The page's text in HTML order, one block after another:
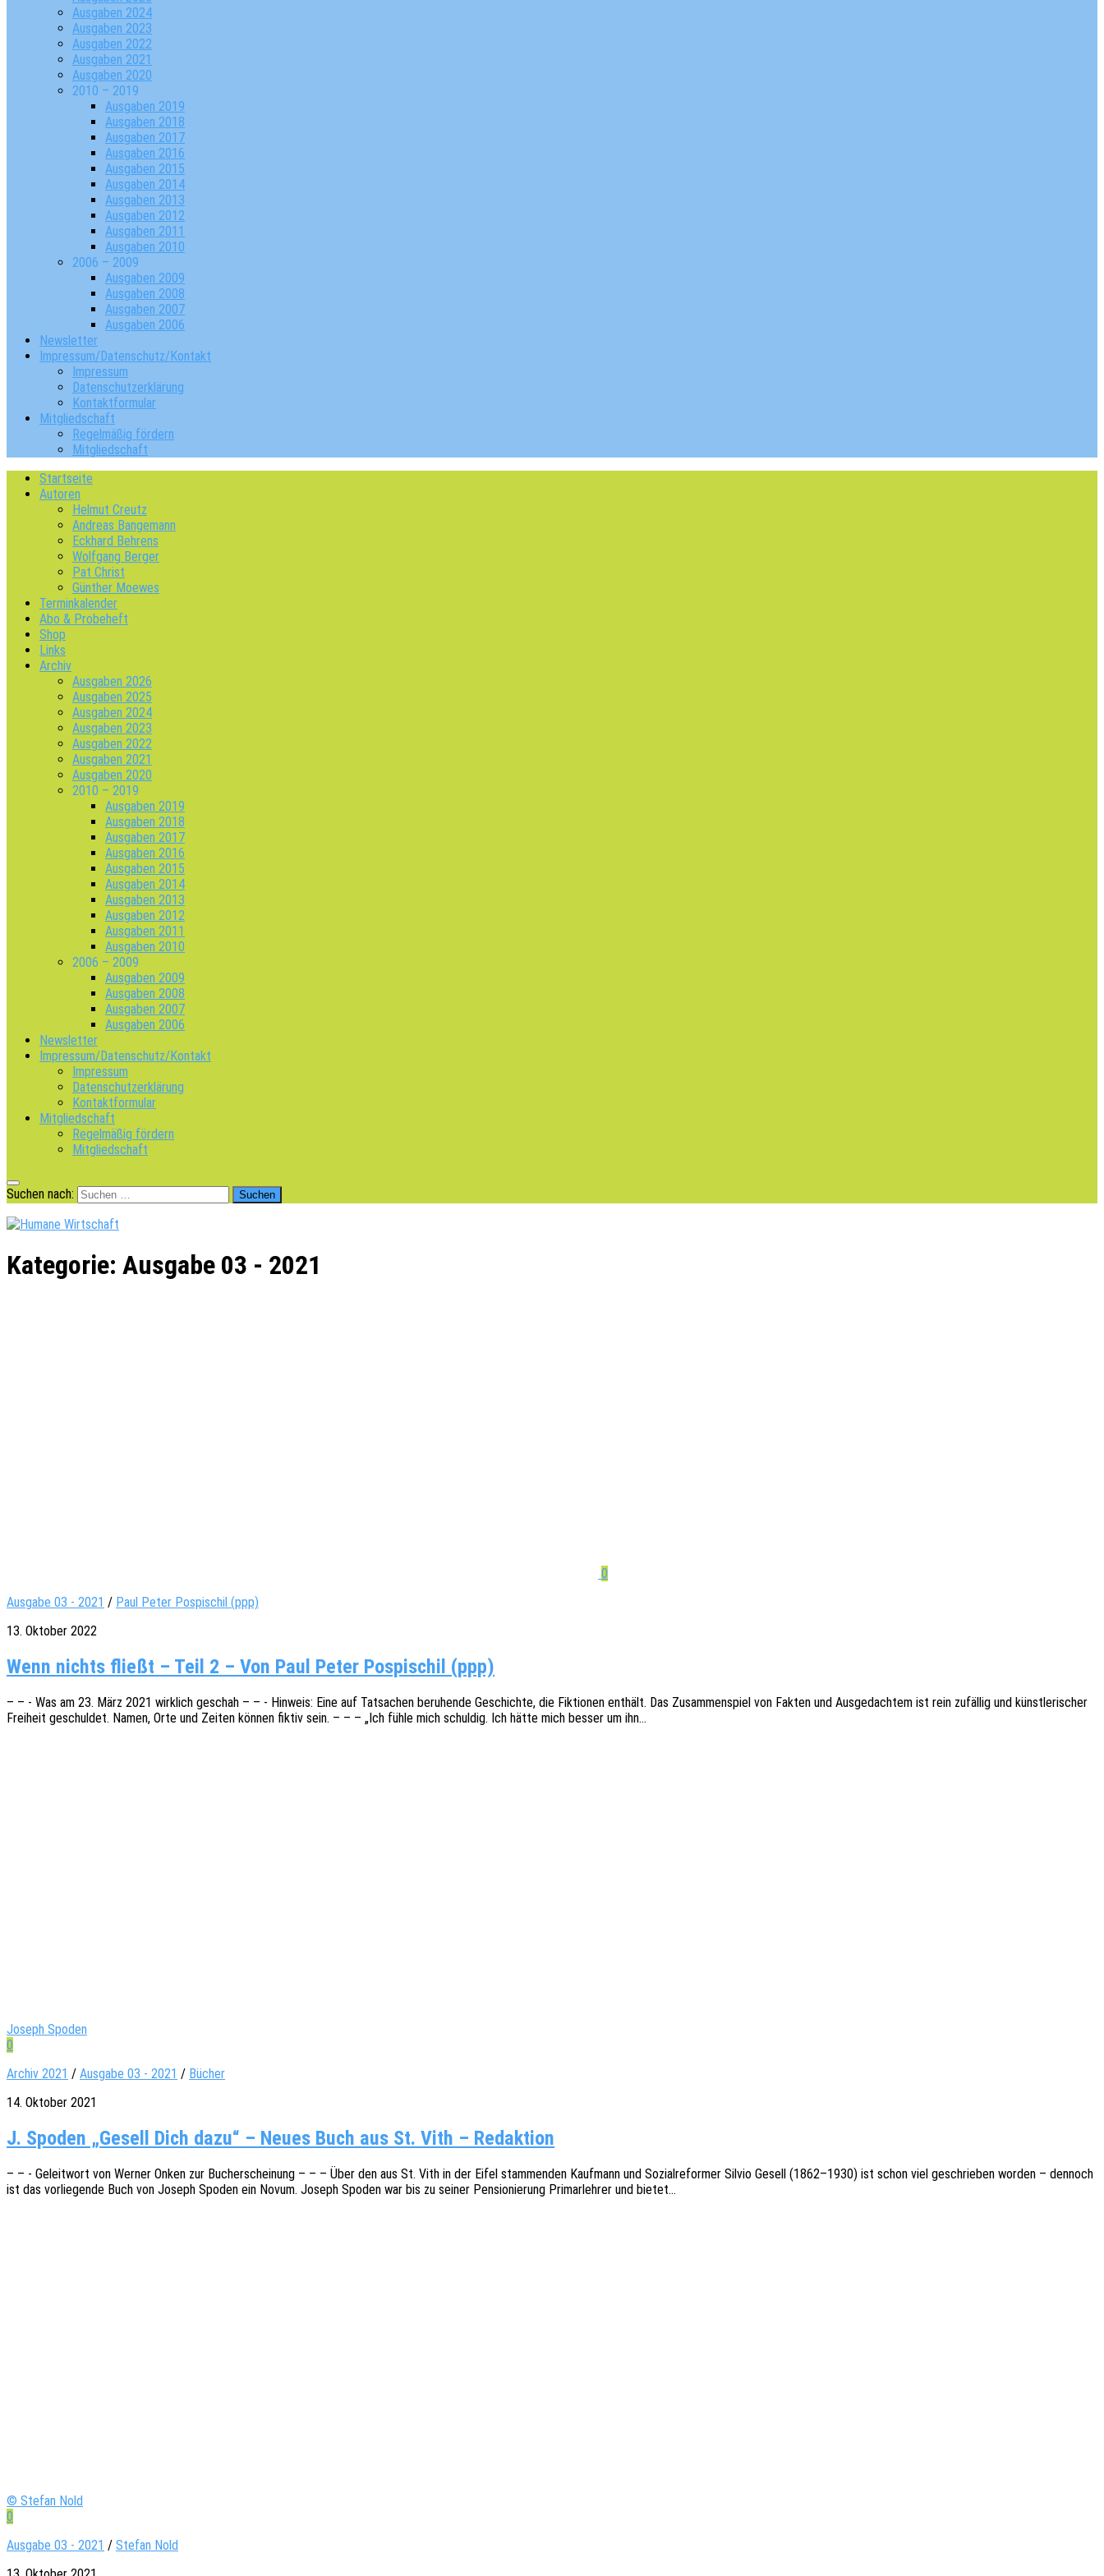
Ausgaben 2024
Ausgaben 2023
Ausgaben 2022
Ausgaben 2021
Ausgaben 2020
2010 – 2019
Ausgaben 2019
Ausgaben 2018
Ausgaben 2017
Ausgaben 2016
Ausgaben 2015
Ausgaben 2014
Ausgaben 2013
Ausgaben 2012
Ausgaben 2011
Ausgaben 2010
2006 – 2009
Ausgaben 2009
Ausgaben 2008
Ausgaben 2007
Ausgaben 2006
Newsletter
Impressum/Datenschutz/Kontakt
Impressum
Datenschutzerklärung
Kontaktformular
Mitgliedschaft
Regelmäßig fördern
Mitgliedschaft
Startseite
Autoren
Helmut Creutz
Andreas Bangemann
Eckhard Behrens
Wolfgang Berger
Pat Christ
Günther Moewes
Terminkalender
Abo & Probeheft
Shop
Links
Archiv
Ausgaben 2026
Ausgaben 2025
Ausgaben 2024
Ausgaben 2023
Ausgaben 2022
Ausgaben 2021
Ausgaben 2020
2010 – 2019
Ausgaben 2019
Ausgaben 2018
Ausgaben 2017
Ausgaben 2016
Ausgaben 2015
Ausgaben 2014
Ausgaben 2013
Ausgaben 2012
Ausgaben 2011
Ausgaben 2010
2006 – 2009
Ausgaben 2009
Ausgaben 2008
Ausgaben 2007
Ausgaben 2006
Newsletter
Impressum/Datenschutz/Kontakt
Impressum
Datenschutzerklärung
Kontaktformular
Mitgliedschaft
Regelmäßig fördern
Mitgliedschaft
Suchen nach:
Kategorie: Ausgabe 03 - 2021
0
Ausgabe 03 - 2021 / Paul Peter Pospischil (ppp)
13. Oktober 2022
Wenn nichts fließt – Teil 2 – Von Paul Peter Pospischil (ppp)
– – - Was am 23. März 2021 wirk­lich geschah – – - Hinweis: Eine auf Tatsa­chen beru­hen­de Geschich­te, die Fiktio­nen enthält. Das Zusam­men­spiel von Fakten und Ausge­dach­tem ist rein zufäl­lig und künst­le­ri­scher
Frei­heit geschul­det. Namen, Orte und Zeiten können fiktiv sein. – – – „Ich fühle mich schul­dig. Ich hätte mich besser um ihn…
Joseph Spoden
0
Archiv 2021 / Ausgabe 03 - 2021 / Bücher
14. Oktober 2021
J. Spoden „Gesell Dich dazu“ – Neues Buch aus St. Vith – Redaktion
– – - Geleit­wort von Werner Onken zur Buch­erschei­nung – – – Über den aus St. Vith in der Eifel stam­men­den Kauf­mann und Sozi­al­re­for­mer Silvio Gesell (1862–1930) ist schon viel geschrie­ben worden – dennoch
ist das vorlie­gen­de Buch von Joseph Spoden ein Novum. Joseph Spoden war bis zu seiner Pensio­nie­rung Primar­leh­rer und bietet…
© Stefan Nold
0
Ausgabe 03 - 2021 / Stefan Nold